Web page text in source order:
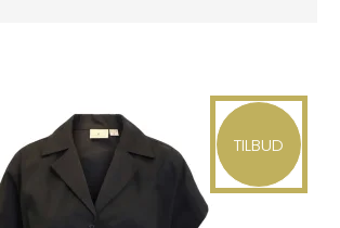
TILBUD